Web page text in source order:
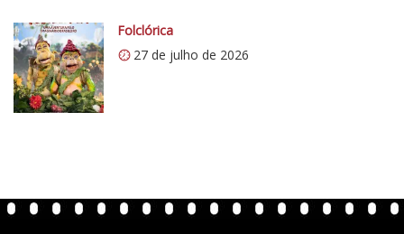
o
m
/
v
e
n
Folclórica
27 de julho de 2026